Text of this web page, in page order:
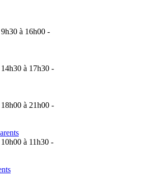
à 16h00 -
à 17h30 -
à 21h00 -
à 11h30 -